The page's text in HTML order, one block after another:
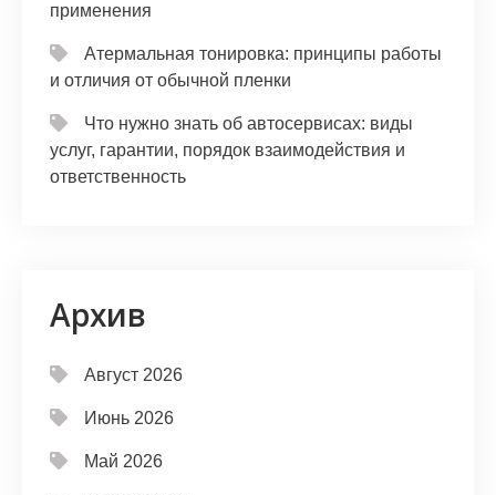
применения
Атермальная тонировка: принципы работы
и отличия от обычной пленки
Что нужно знать об автосервисах: виды
услуг, гарантии, порядок взаимодействия и
ответственность
Архив
Август 2026
Июнь 2026
Май 2026